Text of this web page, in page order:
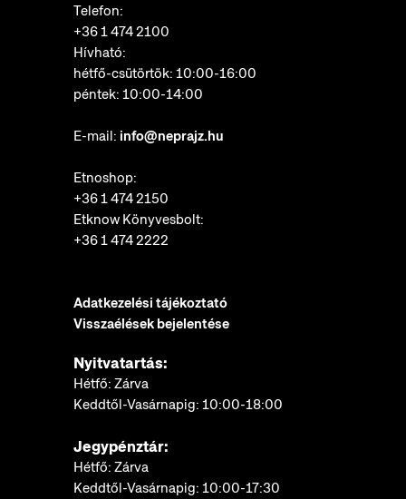
Telefon:
+36 1 474 2100
Hívható:
hétfő-csütörtök: 10:00-16:00
péntek: 10:00-14:00
E-mail: info@neprajz.hu
Etnoshop:
+36 1 474 2150
Etknow Könyvesbolt:
+36 1 474 2222
Adatkezelési tájékoztató
Visszaélések bejelentése
Nyitvatartás:
Hétfő: Zárva
Keddtől-Vasárnapig: 10:00-18:00
Jegypénztár:
Hétfő: Zárva
Keddtől-Vasárnapig: 10:00-17:30